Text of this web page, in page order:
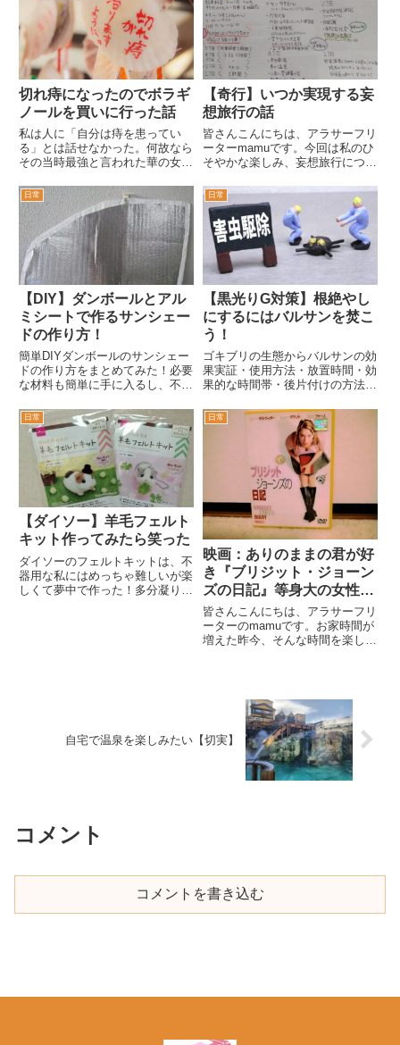
切れ痔になったのでボラギ
ノールを買いに行った話
私は人に「自分は痔を患ってい
る」とは話せなかった。何故なら
その当時最強と言われた華の女子
に気を使ったギャルだったから
だ。同級生とキャピキャピしてい
ても痔だし、プリクラを撮ってク
レープを食べているその瞬間も痔
だった。
【奇行】いつか実現する妄
想旅行の話
皆さんこんにちは、アラサーフリ
ーターmamuです。今回は私のひ
そやかな楽しみ、妄想旅行につい
れだけ聞くと脳内の勝手な妄想で
旅行を楽しんでいる悲しい人間の
ようだが、これは半分正解で半分
不正解だ。私が楽しんでいる妄...
日常
【DIY】ダンボールとアル
ミシートで作るサンシェー
ドの作り方！
簡単DIYダンボールのサンシェー
ドの作り方をまとめてみた！必要
な材料も簡単に手に入るし、不器
思う。このサンシェードを作った
のは7月で、そこから何度も車中
泊をしているが真夏なんて露骨に
暑さが違う！いつも朝日と共に暑
さで目覚めるのにめちゃくちゃ寝
れてしまった！この分だと冬の寒
さも軽減される事だろう！
日常
【黒光りG対策】根絶やし
にするにはバルサンを焚こ
う！
ゴキブリの生態からバルサンの効
果実証・使用方法・放置時間・効
果的な時間帯・後片付けの方法な
さない手はないと私は思う、特に
お家時間が急増した昨今なら尚更
だ。バルサンの2度焚きの効果も
日常
【ダイソー】羊毛フェルト
キット作ってみたら笑った
ダイソーのフェルトキットは、不
器用な私にはめっちゃ難しいが楽
しくて夢中で作った！多分凝り出
日常
映画：ありのままの君が好
き『ブリジット・ジョーン
ズの日記』等身大の女性が
元気をくれる作品・あらす
じと感想、私との共通点ま
とめ
皆さんこんにちは、アラサーフリ
ーターのmamuです。お家時間が
増えた昨今、そんな時間を楽しく
ー作品『ブリジット・ジョーンズ
の日記』。その簡単なあら...
自宅で温泉を楽しみたい【切実】
コメント
コメントを書き込む